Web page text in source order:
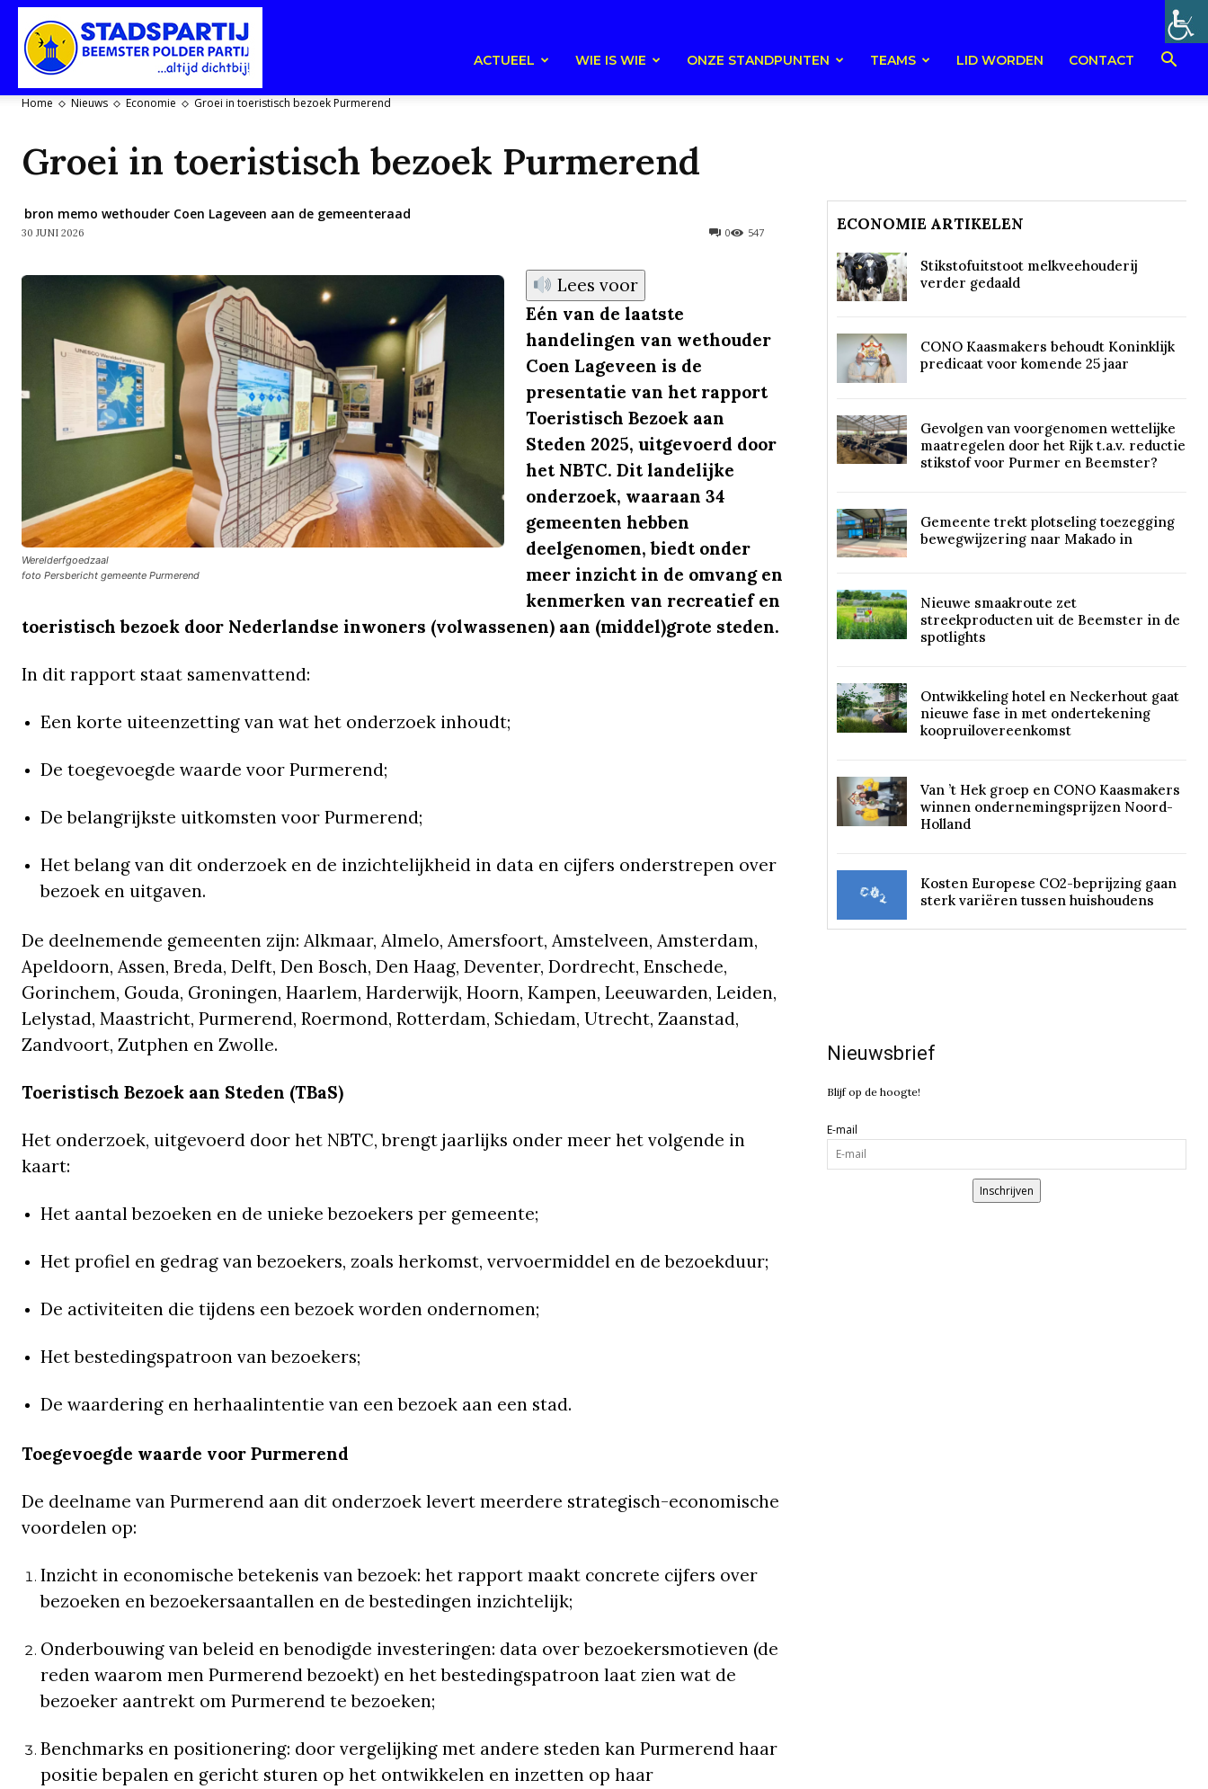
Polderpartij
ACTUEEL WIE IS WIE ONZE STANDPUNTEN TEAMS LID WORDEN CONTACT
Home Nieuws Economie Groei in toeristisch bezoek Purmerend
Groei in toeristisch bezoek Purmerend
bron memo wethouder Coen Lageveen aan de gemeenteraad
30 JUNI 2026 547
0
Werelderfgoedzaal
foto Persbericht gemeente Purmerend
Lees voor
Eén van de laatste
handelingen van wethouder
Coen Lageveen is de
presentatie van het rapport
Toeristisch Bezoek aan
Steden 2025, uitgevoerd door
het NBTC. Dit landelijke
onderzoek, waaraan 34
gemeenten hebben
deelgenomen, biedt onder
meer inzicht in de omvang en
kenmerken van recreatief en
toeristisch bezoek door Nederlandse inwoners (volwassenen) aan (middel)grote steden.
In dit rapport staat samenvattend:
Een korte uiteenzetting van wat het onderzoek inhoudt;
De toegevoegde waarde voor Purmerend;
De belangrijkste uitkomsten voor Purmerend;
Het belang van dit onderzoek en de inzichtelijkheid in data en cijfers onderstrepen over
bezoek en uitgaven.
De deelnemende gemeenten zijn: Alkmaar, Almelo, Amersfoort, Amstelveen, Amsterdam,
Apeldoorn, Assen, Breda, Delft, Den Bosch, Den Haag, Deventer, Dordrecht, Enschede,
Gorinchem, Gouda, Groningen, Haarlem, Harderwijk, Hoorn, Kampen, Leeuwarden, Leiden,
Lelystad, Maastricht, Purmerend, Roermond, Rotterdam, Schiedam, Utrecht, Zaanstad,
Zandvoort, Zutphen en Zwolle.
Toeristisch Bezoek aan Steden (TBaS)
Het onderzoek, uitgevoerd door het NBTC, brengt jaarlijks onder meer het volgende in
kaart:
Het aantal bezoeken en de unieke bezoekers per gemeente;
Het profiel en gedrag van bezoekers, zoals herkomst, vervoermiddel en de bezoekduur;
De activiteiten die tijdens een bezoek worden ondernomen;
Het bestedingspatroon van bezoekers;
De waardering en herhaalintentie van een bezoek aan een stad.
Toegevoegde waarde voor Purmerend
De deelname van Purmerend aan dit onderzoek levert meerdere strategisch-economische
voordelen op:
Inzicht in economische betekenis van bezoek: het rapport maakt concrete cijfers over
bezoeken en bezoekersaantallen en de bestedingen inzichtelijk;
Onderbouwing van beleid en benodigde investeringen: data over bezoekersmotieven (de
reden waarom men Purmerend bezoekt) en het bestedingspatroon laat zien wat de
bezoeker aantrekt om Purmerend te bezoeken;
Benchmarks en positionering: door vergelijking met andere steden kan Purmerend haar
positie bepalen en gericht sturen op het ontwikkelen en inzetten op haar
ECONOMIE ARTIKELEN
Stikstofuitstoot melkveehouderij
verder gedaald
CONO Kaasmakers behoudt Koninklijk
predicaat voor komende 25 jaar
Gevolgen van voorgenomen wettelijke
maatregelen door het Rijk t.a.v. reductie
stikstof voor Purmer en Beemster?
Gemeente trekt plotseling toezegging
bewegwijzering naar Makado in
Nieuwe smaakroute zet
streekproducten uit de Beemster in de
spotlights
Ontwikkeling hotel en Neckerhout gaat
nieuwe fase in met ondertekening
koopruilovereenkomst
Van ’t Hek groep en CONO Kaasmakers
winnen ondernemingsprijzen Noord-
Holland
Kosten Europese CO2-beprijzing gaan
sterk variëren tussen huishoudens
Nieuwsbrief
Blijf op de hoogte!
E-mail
Inschrijven